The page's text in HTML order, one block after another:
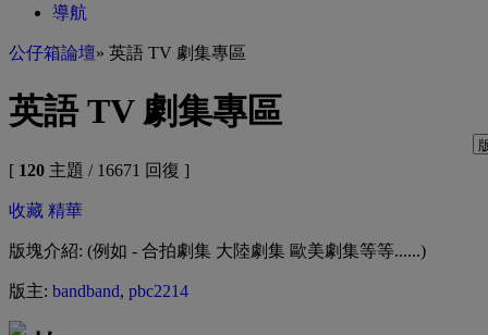
導航
公仔箱論壇» 英語 TV 劇集專區
英語 TV 劇集專區
[ 120 主題 / 16671 回復 ]
收藏 精華
版塊介紹: (例如 - 合拍劇集 大陸劇集 歐美劇集等等......)
版主: bandband, pbc2214